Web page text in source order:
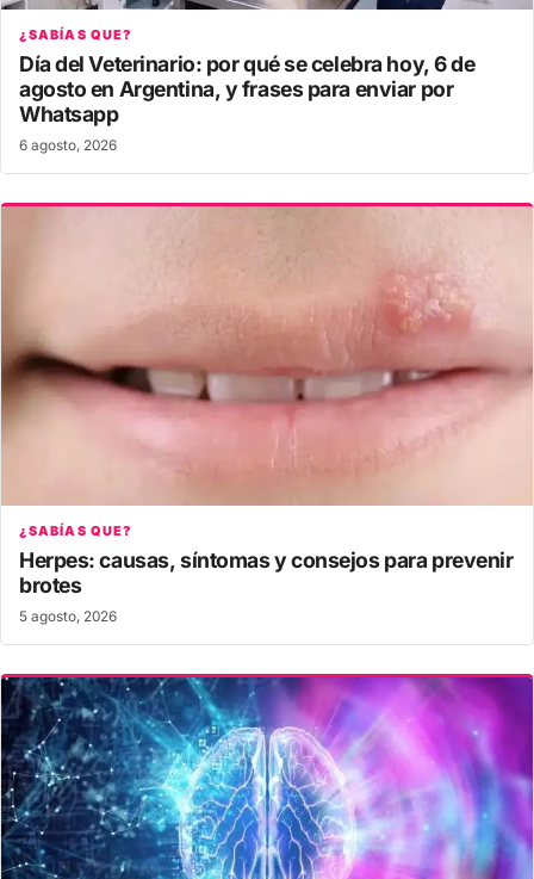
¿SABÍAS QUE?
Día del Veterinario: por qué se celebra hoy, 6 de
agosto en Argentina, y frases para enviar por
Whatsapp
6 agosto, 2026
¿SABÍAS QUE?
Herpes: causas, síntomas y consejos para prevenir
brotes
5 agosto, 2026